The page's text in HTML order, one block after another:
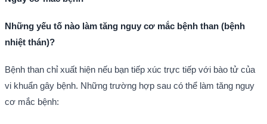
Những yếu tố nào làm tăng nguy cơ mắc bệnh than (bệnh
nhiệt thán)?
Bệnh than chỉ xuất hiện nếu bạn tiếp xúc trực tiếp với bào tử của
vi khuẩn gây bệnh. Những trường hợp sau có thể làm tăng nguy
cơ mắc bệnh: